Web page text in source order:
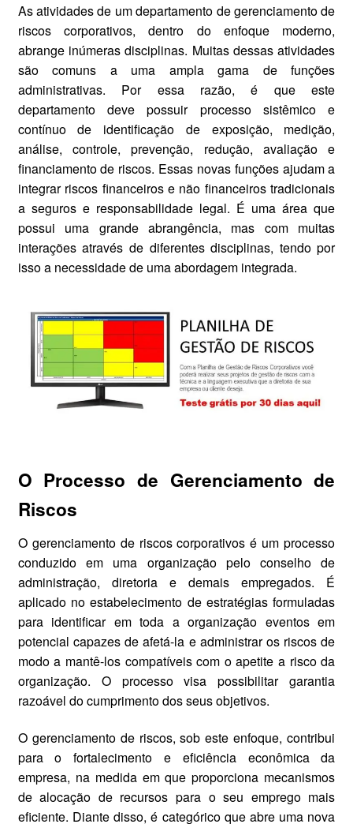
As atividades de um departamento de gerenciamento de
riscos corporativos, dentro do enfoque moderno,
abrange inúmeras disciplinas. Muitas dessas atividades
são comuns a uma ampla gama de funções
administrativas. Por essa razão, é que este
departamento deve possuir processo sistêmico e
contínuo de identificação de exposição, medição,
análise, controle, prevenção, redução, avaliação e
financiamento de riscos. Essas novas funções ajudam a
integrar riscos financeiros e não financeiros tradicionais
a seguros e responsabilidade legal. É uma área que
possui uma grande abrangência, mas com muitas
interações através de diferentes disciplinas, tendo por
isso a necessidade de uma abordagem integrada.
O Processo de Gerenciamento de
Riscos
O gerenciamento de riscos corporativos é um processo
conduzido em uma organização pelo conselho de
administração, diretoria e demais empregados. É
aplicado no estabelecimento de estratégias formuladas
para identificar em toda a organização eventos em
potencial capazes de afetá-la e administrar os riscos de
modo a mantê-los compatíveis com o apetite a risco da
organização. O processo visa possibilitar garantia
razoável do cumprimento dos seus objetivos.
O gerenciamento de riscos, sob este enfoque, contribui
para o fortalecimento e eficiência econômica da
empresa, na medida em que proporciona mecanismos
de alocação de recursos para o seu emprego mais
eficiente. Diante disso, é categórico que abre uma nova